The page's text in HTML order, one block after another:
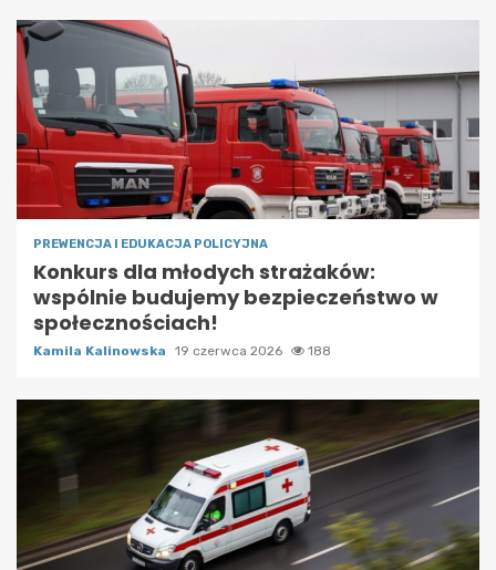
PREWENCJA I EDUKACJA POLICYJNA
Konkurs dla młodych strażaków:
wspólnie budujemy bezpieczeństwo w
społecznościach!
Kamila Kalinowska 19 czerwca 2026 188